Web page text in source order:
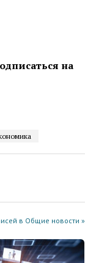
на
в Общие новости »